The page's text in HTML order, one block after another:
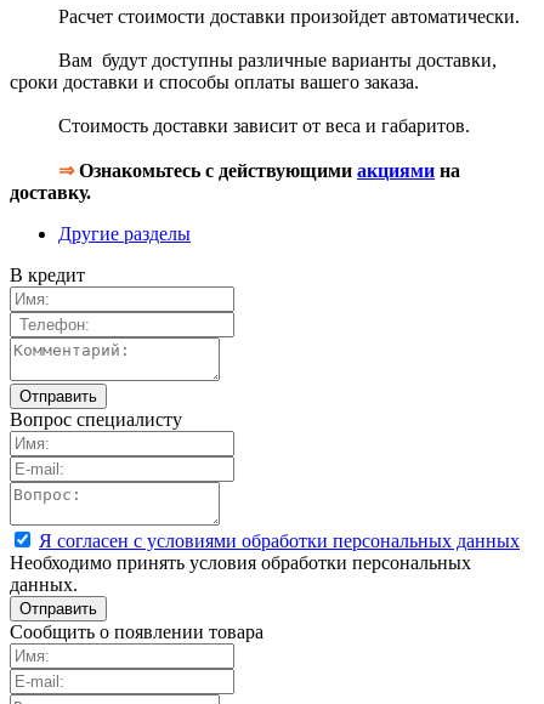
Расчет стоимости доставки произойдет автоматически.
Вам будут доступны различные варианты доставки,
сроки доставки и способы оплаты вашего заказа.
Стоимость доставки зависит от веса и габаритов.
⇒Ознакомьтесь с действующими акциями на
доставку.
Другие разделы
В кредит
Вопрос специалисту
Я согласен с условиями обработки персональных данных
Необходимо принять условия обработки персональных
данных.
Сообщить о появлении товара